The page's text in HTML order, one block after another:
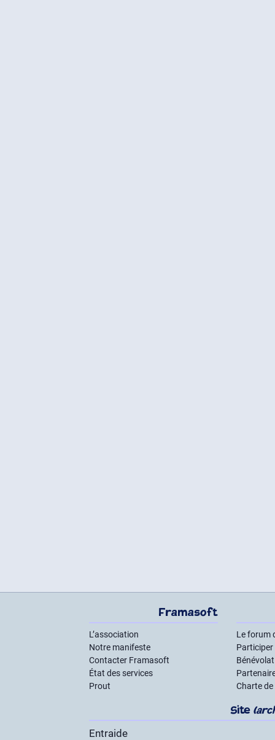
Framasoft
L’association
Notre manifeste
Contacter Framasoft
État des services
Prout
Le forum
Participer
Charte
Site
Entraide